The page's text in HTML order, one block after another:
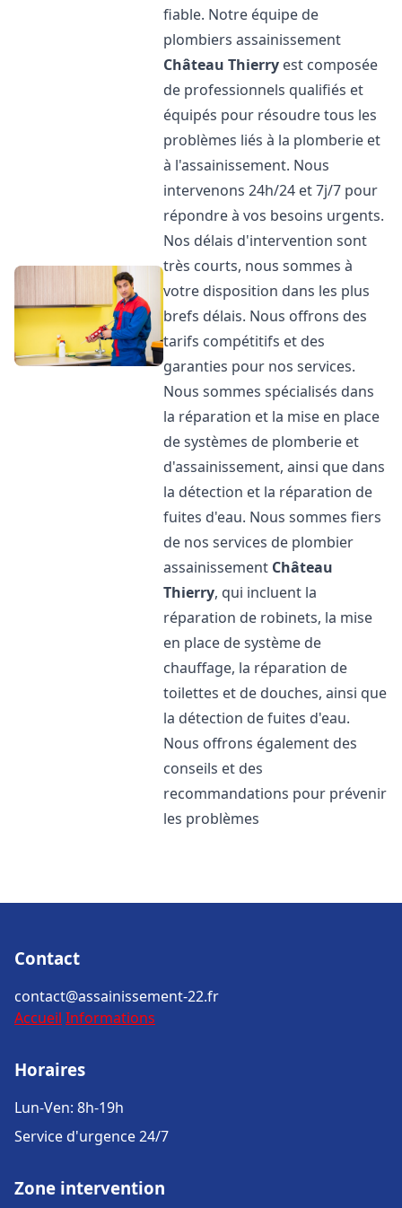
fiable. Notre équipe de
plombiers assainissement
Château Thierry est composée
de professionnels qualifiés et
équipés pour résoudre tous les
problèmes liés à la plomberie et
à l'assainissement. Nous
intervenons 24h/24 et 7j/7 pour
répondre à vos besoins urgents.
Nos délais d'intervention sont
très courts, nous sommes à
votre disposition dans les plus
brefs délais. Nous offrons des
tarifs compétitifs et des
garanties pour nos services.
Nous sommes spécialisés dans
la réparation et la mise en place
de systèmes de plomberie et
d'assainissement, ainsi que dans
la détection et la réparation de
fuites d'eau. Nous sommes fiers
de nos services de plombier
assainissement Château
Thierry, qui incluent la
réparation de robinets, la mise
en place de système de
chauffage, la réparation de
toilettes et de douches, ainsi que
la détection de fuites d'eau.
Nous offrons également des
conseils et des
recommandations pour prévenir
les problèmes
Contact
contact@assainissement-22.fr
Accueil Informations
Horaires
Lun-Ven: 8h-19h
Service d'urgence 24/7
Zone intervention